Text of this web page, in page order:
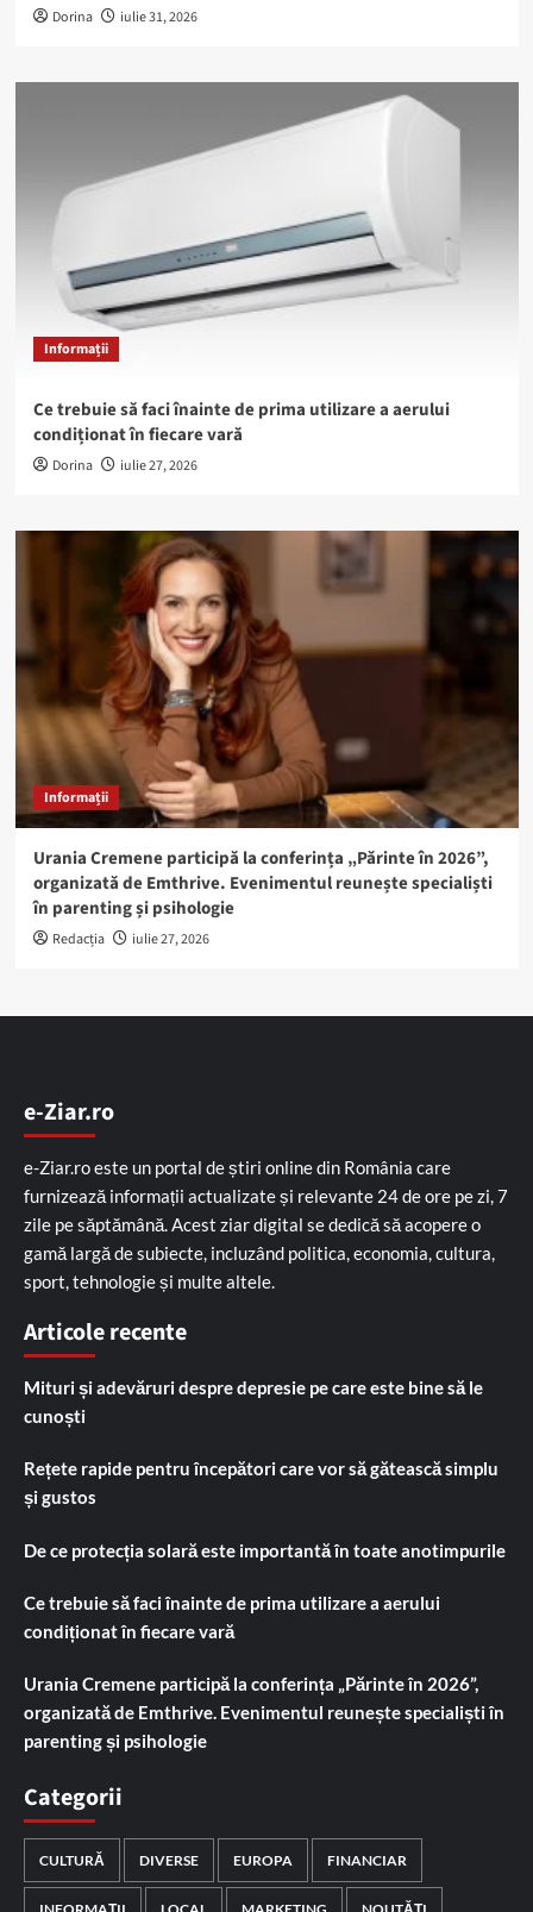
Dorina iulie 31, 2026
Informații
Ce trebuie să faci înainte de prima utilizare a aerului
condiționat în fiecare vară
Dorina iulie 27, 2026
Informații
Urania Cremene participă la conferința „Părinte în 2026”,
organizată de Emthrive. Evenimentul reunește specialiști
în parenting și psihologie
Redacția iulie 27, 2026
e-Ziar.ro
e-Ziar.ro este un portal de știri online din România care
furnizează informații actualizate și relevante 24 de ore pe zi, 7
zile pe săptămână. Acest ziar digital se dedică să acopere o
gamă largă de subiecte, incluzând politica, economia, cultura,
sport, tehnologie și multe altele.
Articole recente
Mituri și adevăruri despre depresie pe care este bine să le
cunoști
Rețete rapide pentru începători care vor să gătească simplu
și gustos
De ce protecția solară este importantă în toate anotimpurile
Ce trebuie să faci înainte de prima utilizare a aerului
condiționat în fiecare vară
Urania Cremene participă la conferința „Părinte în 2026”,
organizată de Emthrive. Evenimentul reunește specialiști în
parenting și psihologie
Categorii
CULTURĂ DIVERSE EUROPA FINANCIAR